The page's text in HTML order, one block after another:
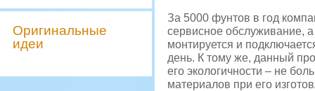
Оригинальные
идеи
За 5000 фунтов в год
сервисное обслуживание,
монтируется и
день. К тому же, данный
его экологичности – не
материалов при его